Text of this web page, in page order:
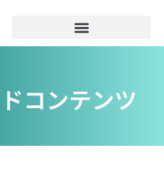
コンテンツ